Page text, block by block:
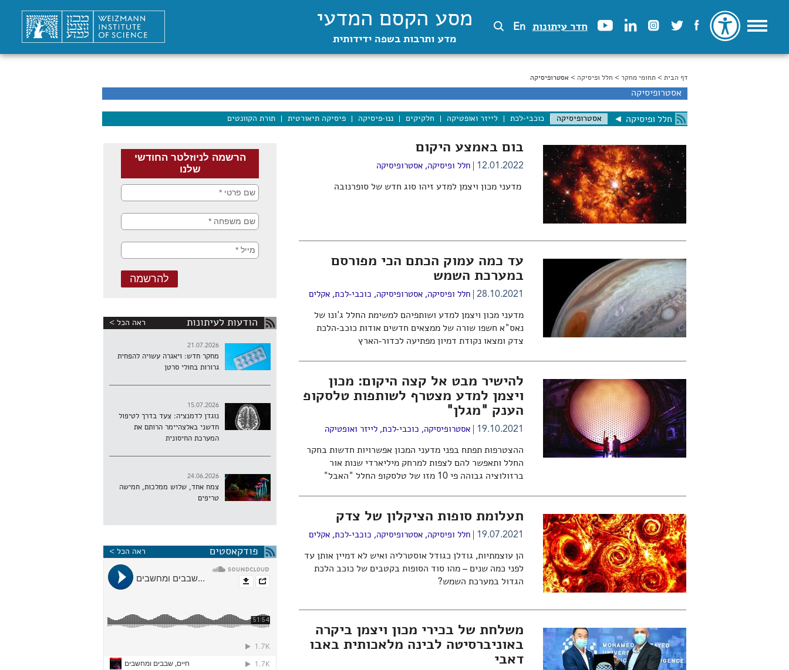
חדר עיתונות En מסע הקסם המדעי
מדע ותרבות בשפה ידידותית
הינך נמצא כאן
דף הבית >תחומי מחקר > חלל ופיסיקה > אסטרופיסיקה
אסטרופיסיקה
חלל ופיסיקה ◄ אסטרופיסיקה כוכבי-לכת לייזר ואופטיקה חלקיקים ננו-פיסיקה פיסיקה תיאורטית תורת הקוונטים
בום באמצע היקום
12.01.2022 חלל ופיסיקה,אסטרופיסיקה
מדעני מכון ויצמן למדע זיהו סוג חדש של סופרנובה
עד כמה עמוק הכתם הכי מפורסם
במערכת השמש
28.10.2021 חלל ופיסיקה,אסטרופיסיקה, כוכבי-לכת,אקלים
מדעני מכון ויצמן למדע ושותפיהם למשימת החלל ג'ונו של
נאס"א חשפו שורה של ממצאים חדשים אודות כוכב-הלכת
צדק ומצאו נקודת דמיון מפתיעה לכדור-הארץ
להישיר מבט אל קצה היקום: מכון
ויצמן למדע מצטרף לשותפות טלסקופ
הענק "מגלן"
19.10.2021 אסטרופיסיקה, כוכבי-לכת,לייזר ואופטיקה
ההצטרפות תפתח בפני מדעני המכון אפשרויות חדשות בחקר
החלל ותאפשר להם לצפות למרחק מיליארדי שנות אור
ברזולוציה גבוהה פי 10 מזו של טלסקופ החלל "האבל"
תעלומת סופות הציקלון של צדק
19.07.2021 חלל ופיסיקה,אסטרופיסיקה, כוכבי-לכת,אקלים
הן עוצמתיות, גודלן כגודל אוסטרליה ואיש לא דמיין אותן עד
לפני כמה שנים – מהו סוד הסופות בקטבים של כוכב הלכת
הגדול במערכת השמש?
משלחת של בכירי מכון ויצמן ביקרה
באוניברסיטה לבינה מלאכותית באבו
דאבי
הודעות לעיתונות ראה הכל >
21.07.2026
מחקר חדש: ויאגרה עשויה להפחית
גרורות בחולי סרטן
15.07.2026
נוגדן לדמנציה: צעד בדרך לטיפול
חדשני באלצהיימר הרותם את
המערכת החיסונית
24.06.2026
צמח אחד, שלוש ממלכות, חמישה
טריפים
פודקאסטים ראה הכל >